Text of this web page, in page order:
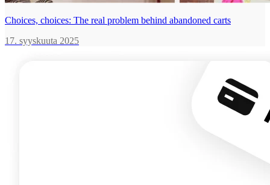
Choices, choices: The real problem behind abandoned carts
17. syyskuuta 2025